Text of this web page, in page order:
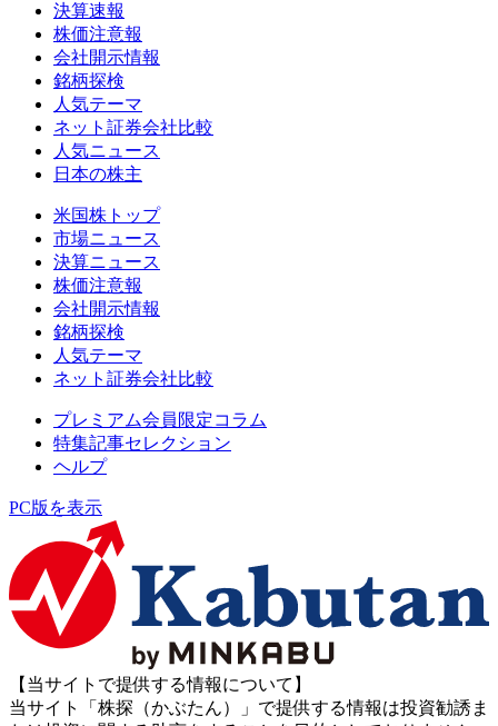
決算速報
株価注意報
会社開示情報
銘柄探検
人気テーマ
ネット証券会社比較
人気ニュース
日本の株主
米国株トップ
市場ニュース
決算ニュース
株価注意報
会社開示情報
銘柄探検
人気テーマ
ネット証券会社比較
プレミアム会員限定コラム
特集記事セレクション
ヘルプ
PC版を表示
【当サイトで提供する情報について】
当サイト「株探（かぶたん）」で提供する情報は投資勧誘ま